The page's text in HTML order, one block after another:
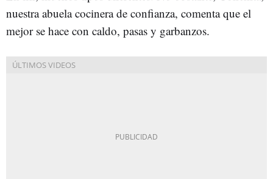
nuestra abuela cocinera de confianza, comenta que el
mejor se hace con caldo, pasas y garbanzos.